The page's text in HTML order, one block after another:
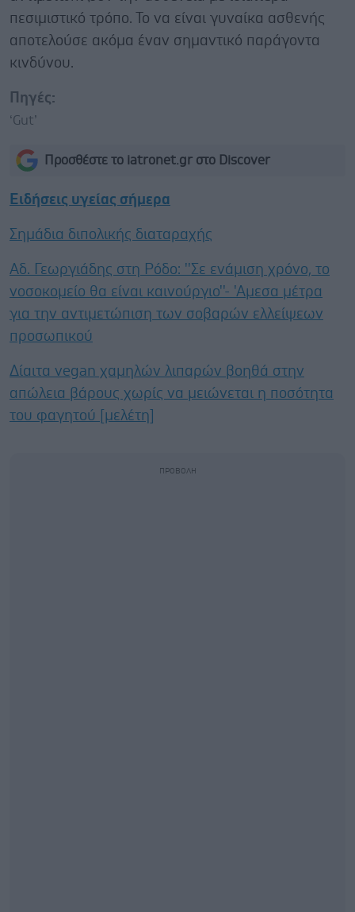
πεσιμιστικό τρόπο. Το να είναι γυναίκα ασθενής
αποτελούσε ακόμα έναν σημαντικό παράγοντα
κινδύνου.
Πηγές:
‘Gut’
Προσθέστε το iatronet.gr στο Discover
Ειδήσεις υγείας σήμερα
Σημάδια διπολικής διαταραχής
Αδ. Γεωργιάδης στη Ρόδο: ''Σε ενάμιση χρόνο, το
νοσοκομείο θα είναι καινούργιο''- 'Αμεσα μέτρα
για την αντιμετώπιση των σοβαρών ελλείψεων
προσωπικού
Δίαιτα vegan χαμηλών λιπαρών βοηθά στην
απώλεια βάρους χωρίς να μειώνεται η ποσότητα
του φαγητού [μελέτη]